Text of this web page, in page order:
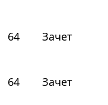
64 Зачет
64 Зачет